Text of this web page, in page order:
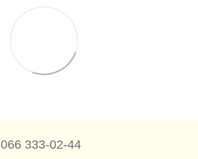
066 333-02-44